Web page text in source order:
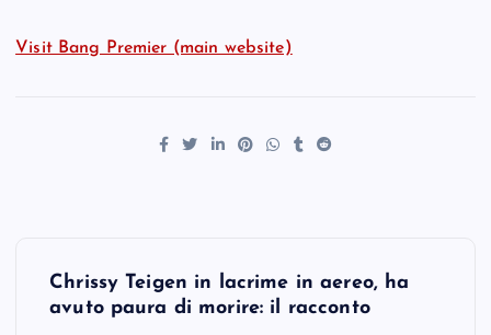
Visit Bang Premier (main website)
Chrissy Teigen in lacrime in aereo, ha
avuto paura di morire: il racconto